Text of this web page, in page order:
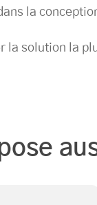
la
la solution la